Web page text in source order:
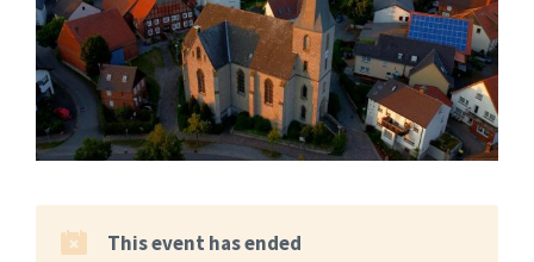
This event has ended